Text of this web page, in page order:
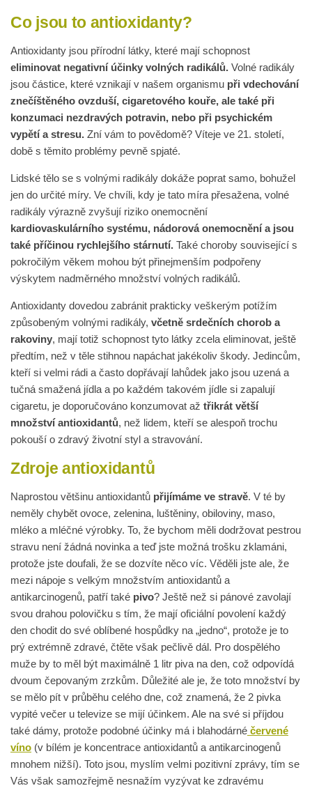
Co jsou to antioxidanty?
Antioxidanty jsou přírodní látky, které mají schopnost
eliminovat negativní účinky volných radikálů. Volné radikály
jsou částice, které vznikají v našem organismu při vdechování
znečíštěného ovzduší, cigaretového kouře, ale také při
konzumaci nezdravých potravin, nebo při psychickém
vypětí a stresu. Zní vám to povědomě? Víteje ve 21. století,
době s těmito problémy pevně spjaté.
Lidské tělo se s volnými radikály dokáže poprat samo, bohužel
jen do určité míry. Ve chvíli, kdy je tato míra přesažena, volné
radikály výrazně zvyšují riziko onemocnění
kardiovaskulárního systému, nádorová onemocnění a jsou
také příčinou rychlejšího stárnutí. Také choroby související s
pokročilým věkem mohou být přinejmenším podpořeny
výskytem nadměrného množství volných radikálů.
Antioxidanty dovedou zabránit prakticky veškerým potížím
způsobeným volnými radikály, včetně srdečních chorob a
rakoviny, mají totiž schopnost tyto látky zcela eliminovat, ještě
předtím, než v těle stihnou napáchat jakékoliv škody. Jedincům,
kteří si velmi rádi a často dopřávají lahůdek jako jsou uzená a
tučná smažená jídla a po každém takovém jídle si zapalují
cigaretu, je doporučováno konzumovat až třikrát větší
množství antioxidantů, než lidem, kteří se alespoň trochu
pokouší o zdravý životní styl a stravování.
Zdroje antioxidantů
Naprostou většinu antioxidantů přijímáme ve stravě. V té by
neměly chybět ovoce, zelenina, luštěniny, obiloviny, maso,
mléko a mléčné výrobky. To, že bychom měli dodržovat pestrou
stravu není žádná novinka a teď jste možná trošku zklamáni,
protože jste doufali, že se dozvíte něco víc. Věděli jste ale, že
mezi nápoje s velkým množstvím antioxidantů a
antikarcinogenů, patří také pivo? Ještě než si pánové zavolají
svou drahou polovičku s tím, že mají oficiální povolení každý
den chodit do své oblíbené hospůdky na „jedno“, protože je to
prý extrémně zdravé, čtěte však pečlivě dál. Pro dospělého
muže by to měl být maximálně 1 litr piva na den, což odpovídá
dvoum čepovaným zrzkům. Důležité ale je, že toto množství by
se mělo pít v průběhu celého dne, což znamená, že 2 pivka
vypité večer u televize se mijí účinkem. Ale na své si příjdou
také dámy, protože podobné účinky má i blahodárné červené
víno (v bílém je koncentrace antioxidantů a antikarcinogenů
mnohem nižší). Toto jsou, myslím velmi pozitivní zprávy, tím se
Vás však samozřejmě nesnažím vyzývat ke zdravému